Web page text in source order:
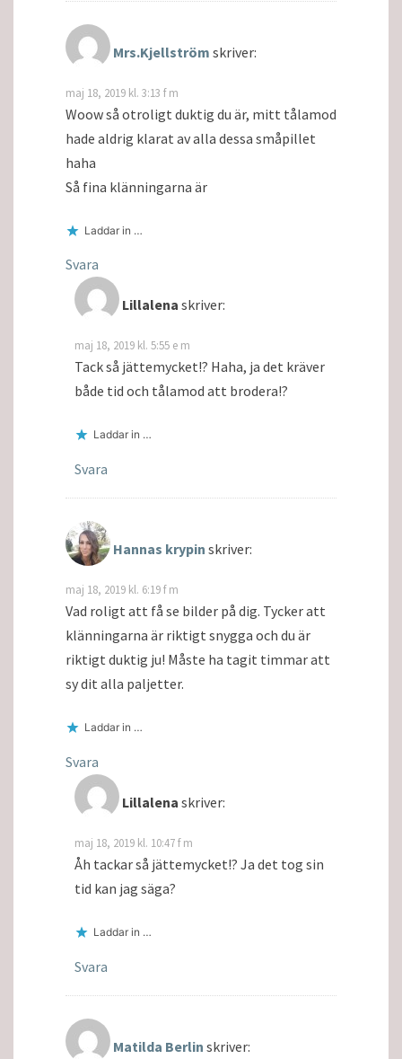
Mrs.Kjellström skriver:
maj 18, 2019 kl. 3:13 f m
Woow så otroligt duktig du är, mitt tålamod
hade aldrig klarat av alla dessa småpillet
haha
Så fina klänningarna är
Laddar in …
Svara
Lillalena skriver:
maj 18, 2019 kl. 5:55 e m
Tack så jättemycket!? Haha, ja det kräver
både tid och tålamod att brodera!?
Laddar in …
Svara
Hannas krypin skriver:
maj 18, 2019 kl. 6:19 f m
Vad roligt att få se bilder på dig. Tycker att
klänningarna är riktigt snygga och du är
riktigt duktig ju! Måste ha tagit timmar att
sy dit alla paljetter.
Laddar in …
Svara
Lillalena skriver:
maj 18, 2019 kl. 10:47 f m
Åh tackar så jättemycket!? Ja det tog sin
tid kan jag säga?
Laddar in …
Svara
Matilda Berlin skriver: